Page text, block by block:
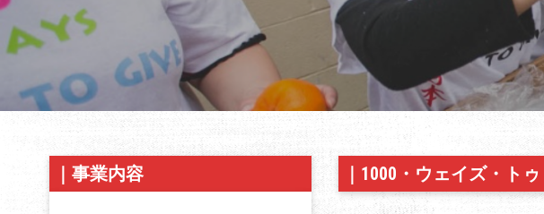
｜事業内容 ｜ 1000・ウェイズ・ト